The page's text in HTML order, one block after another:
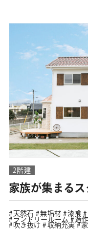
2階建
家族が集まる
天然石 無垢材 漆喰
ランドリールーム
造
吹き抜け
収納充実